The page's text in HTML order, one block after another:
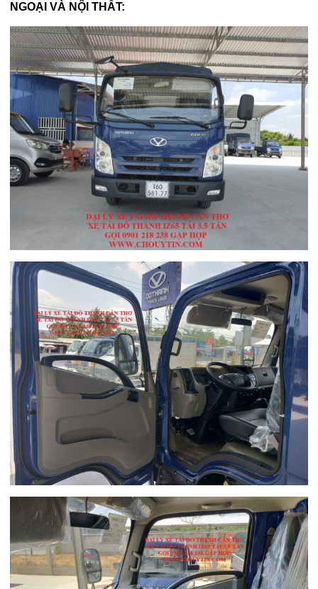
NGOẠI VÀ NỘI THẤT: